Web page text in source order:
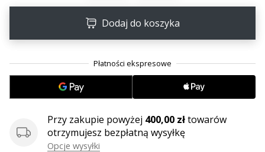
Weplayvolleyball
jesteś
siatkówki,
tak
do
Dodaj do koszyka
Przy zakupie powyżej 400,00 złtowarów
otrzymujesz bezpłatną wysyłkę
Opcje wysyłki